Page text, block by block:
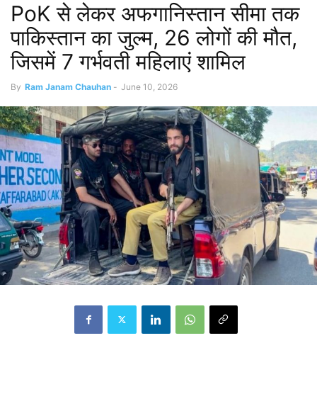
PoK से लेकर अफगानिस्तान सीमा तक
पाकिस्तान का जुल्म, 26 लोगों की मौत,
जिसमें 7 गर्भवती महिलाएं शामिल
By Ram Janam Chauhan - June 10, 2026